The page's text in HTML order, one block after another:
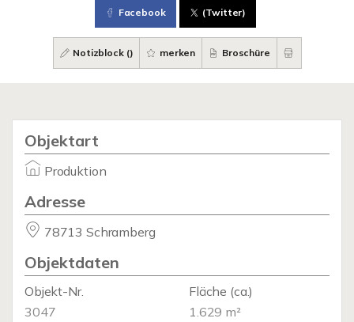
Facebook (Twitter)
Notizblock () merken Broschüre
Objektart
Produktion
Adresse
78713 Schramberg
Objektdaten
Objekt-Nr.
3047
Fläche (ca.)
1.629 m²